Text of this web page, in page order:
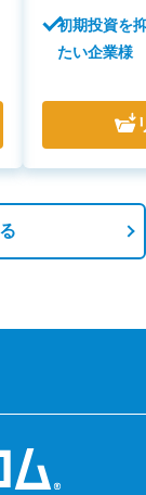
初期投資を
たい企業様